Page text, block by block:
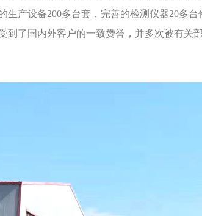
生产设备200多台套，完善的检测仪器20多
到了国内外客户的一致赞誉，并多次被有关